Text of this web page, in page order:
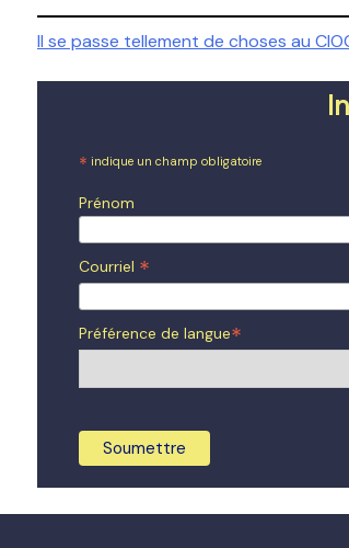
Navigation
de
Il se passe tellement de choses au
* indique un champ obligatoire
Prénom
Courriel *
Préférence de langue*